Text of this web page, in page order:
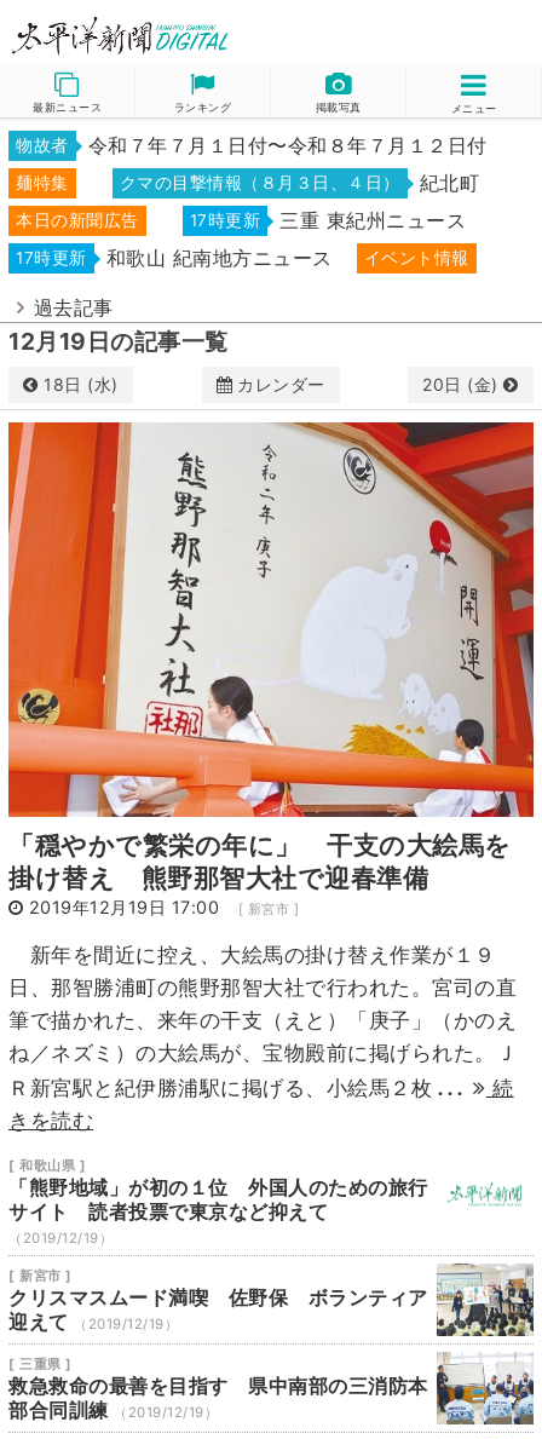
最新ニュース ランキング 掲載写真 メニュー
物故者 令和７年７月１日付〜令和８年７月１２日付
麺特集 クマの目撃情報（８月３日、４日） 紀北町
本日の新聞広告 17時更新 三重 東紀州ニュース
17時更新 和歌山 紀南地方ニュース イベント情報
過去記事
12月19日の記事一覧
18日 (水) カレンダー 20日 (金)
12月 2019
日 月 火 水 木 金
土
5 6
7
13
14
16 19 20
21
28
31 4
「穏やかで繁栄の年に」 干支の大絵馬を
掛け替え 熊野那智大社で迎春準備
2019年12月19日 17:00 [ 新宮市 ]
新年を間近に控え、大絵馬の掛け替え作業が１９
日、那智勝浦町の熊野那智大社で行われた。宮司の直
筆で描かれた、来年の干支（えと）「庚子」（かのえ
ね／ネズミ）の大絵馬が、宝物殿前に掲げられた。Ｊ
Ｒ新宮駅と紀伊勝浦駅に掲げる、小絵馬２枚 ...
続
きを読む
[ 和歌山県 ]
「熊野地域」が初の１位 外国人のための旅行
サイト 読者投票で東京など抑えて
（2019/12/19）
[ 新宮市 ]
クリスマスムード満喫 佐野保 ボランティア
迎えて
（2019/12/19）
[ 三重県 ]
救急救命の最善を目指す 県中南部の三消防本
部合同訓練
（2019/12/19）